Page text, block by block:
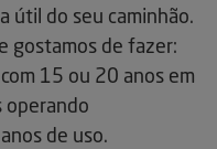
útil do seu caminhão.
gostamos de fazer:
15 ou 20 anos em
operando
de uso.